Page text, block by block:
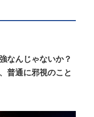
なんじゃないか？
普通に邪視のこと